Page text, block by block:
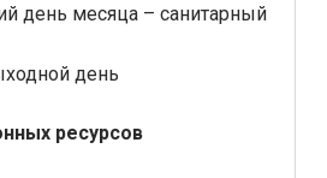
день месяца – санитарный
день
ресурсов